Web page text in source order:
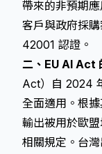
帶來的非預期
客戶與政府採
42001 認證。
二、EU AI Act
Act）自 2024
全面適用。根
輸出被用於歐
相關規定。台